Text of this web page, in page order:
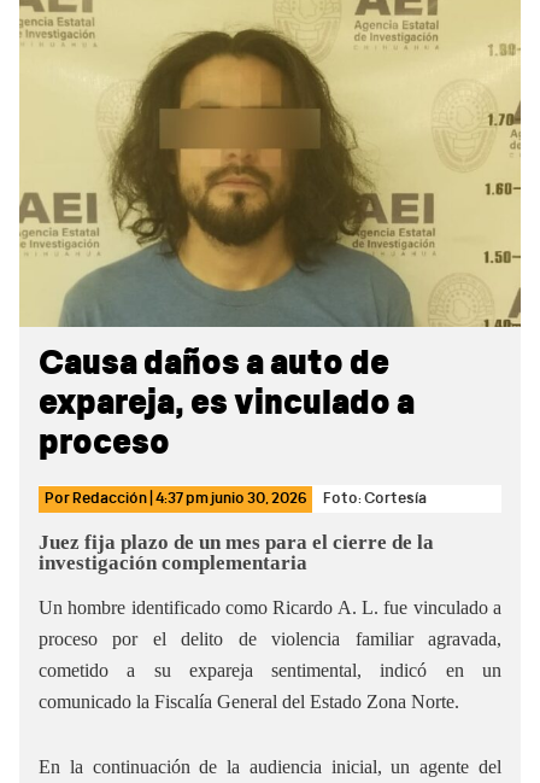
Causa daños a auto de
expareja, es vinculado a
proceso
Por Redacción 4:37 pmjunio 30, 2026 Foto: Cortesía
Juez fija plazo de un mes para el cierre de la
investigación complementaria
Un hombre identificado como Ricardo A. L. fue vinculado a
proceso por el delito de violencia familiar agravada,
cometido a su expareja sentimental, indicó en un
comunicado la Fiscalía General del Estado Zona Norte.
En la continuación de la audiencia inicial, un agente del
Sidebar